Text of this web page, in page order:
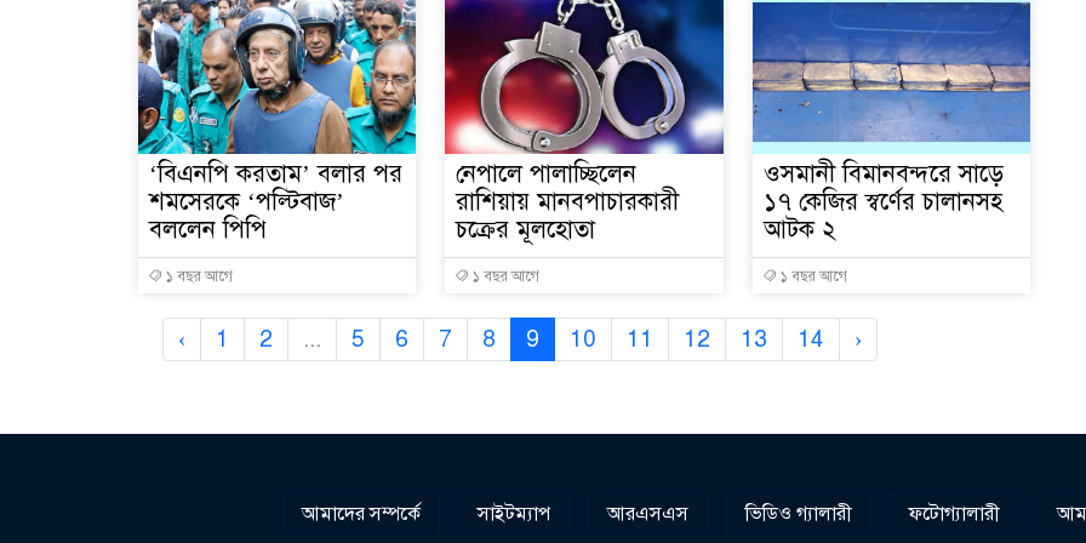
‘বিএনপি করতাম’ বলার পর
শমসেরকে ‘পল্টিবাজ’
বললেন পিপি
১ বছর আগে
নেপালে পালাচ্ছিলেন
রাশিয়ায় মানবপাচারকারী
চক্রের মূলহোতা
১ বছর আগে
ওসমানী বিমানবন্দরে সাড়ে
১৭ কেজির স্বর্ণের চালানসহ
আটক ২
১ বছর আগে
‹ 1 2 ... 5 6 7 8 9 10 11 12 13 14 ›
আমাদের সম্পর্কে সাইটম্যাপ আরএসএস ভিডিও গ্যালারী ফটোগ্যালারী